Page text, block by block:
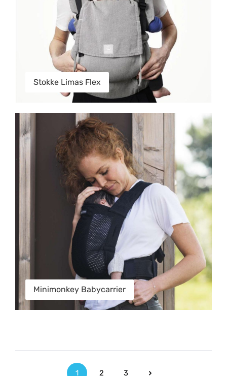
Stokke Limas Flex
Minimonkey Babycarrier
Minimonkey Babycarrier
1 2 3